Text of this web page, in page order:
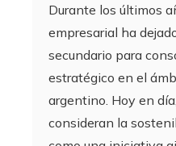
Durante los últimos
empresarial ha
secundario para
estratégico en el
argentino. Hoy en
consideran la